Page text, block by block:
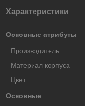
Характеристики
Основные атрибуты
Производитель
Материал корпуса
Цвет
Основные